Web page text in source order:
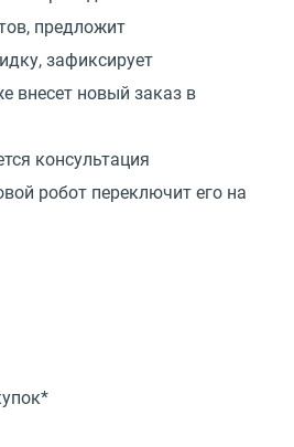
предложит
зафиксирует
внесет новый заказ в
консультация
робот переключит его на